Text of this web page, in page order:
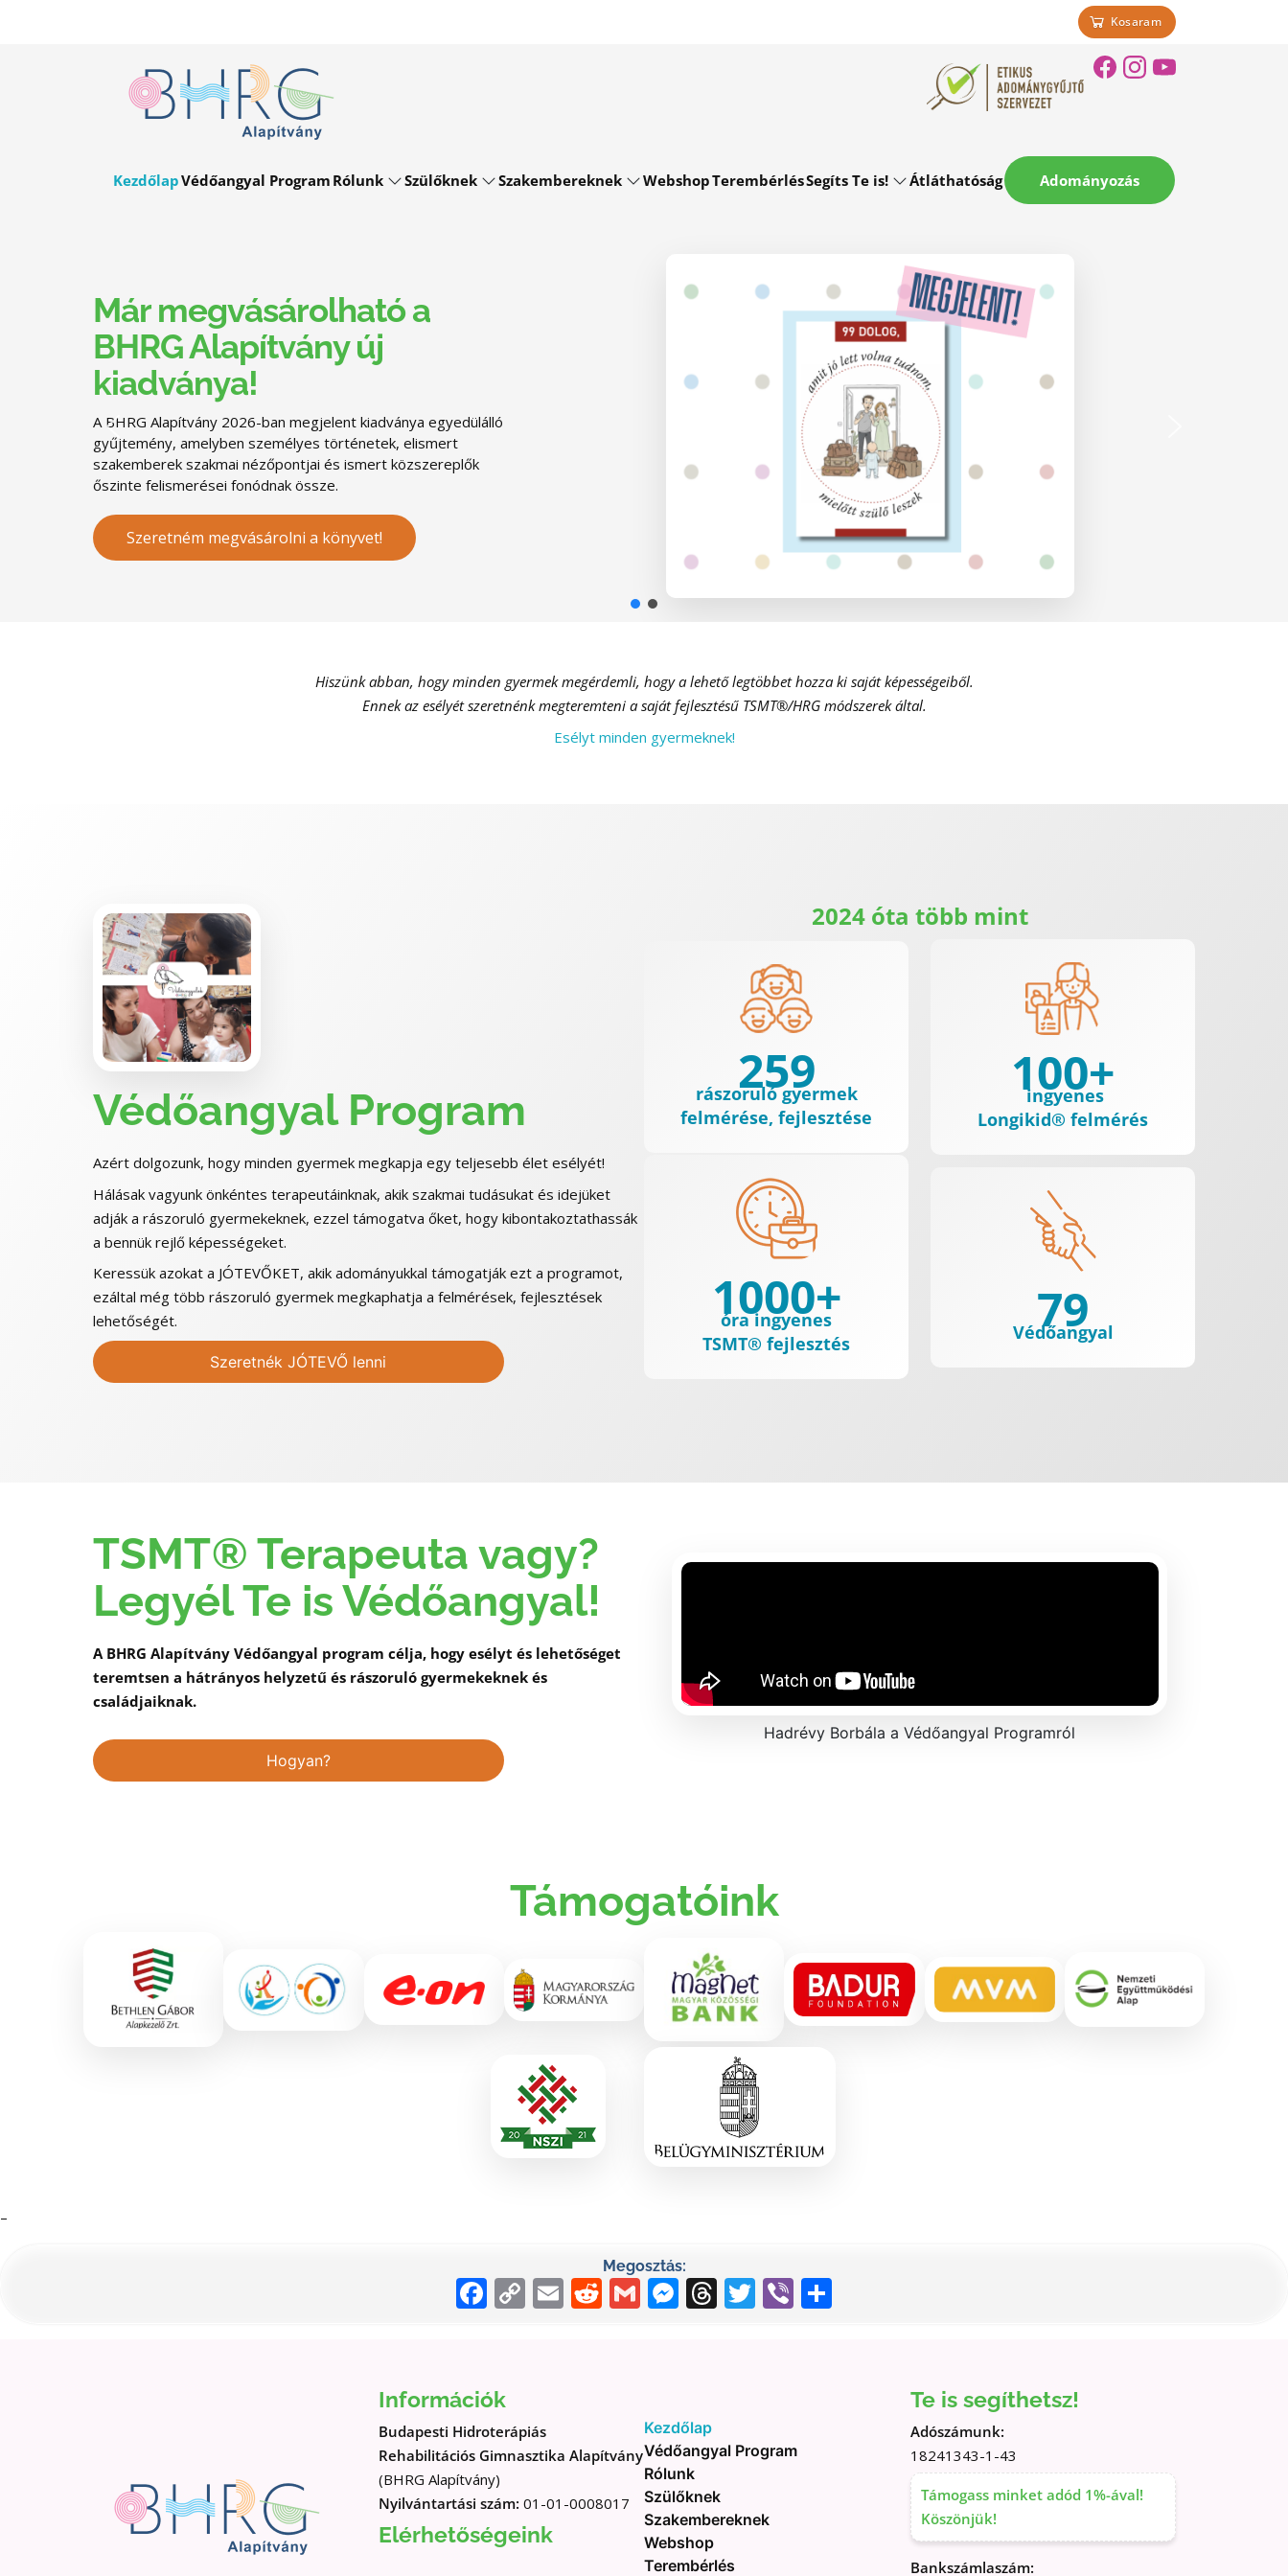
Kosaram
KezdőlapVédőangyal Program Rólunk Szülőknek Szakembereknek WebshopTerembérlésSegíts Te is! Átláthatóság Adományozás
Már megvásárolható a
BHRG Alapítvány új
kiadványa!
A BHRG Alapítvány 2026-ban megjelent kiadványa egyedülálló
gyűjtemény, amelyben személyes történetek, elismert
szakemberek szakmai nézőpontjai és ismert közszereplők
őszinte felismerései fonódnak össze.
Szeretném megvásárolni a könyvet!
Hiszünk abban, hogy minden gyermek megérdemli, hogy a lehető legtöbbet hozza ki saját képességeiből.
Ennek az esélyét szeretnénk megteremteni a saját fejlesztésű TSMT®/HRG módszerek által.
Esélyt minden gyermeknek!
Védőangyal Program
Azért dolgozunk, hogy minden gyermek megkapja egy teljesebb élet esélyét!
Hálásak vagyunk önkéntes terapeutáinknak, akik szakmai tudásukat és idejüket
adják a rászoruló gyermekeknek, ezzel támogatva őket, hogy kibontakoztathassák
a bennük rejlő képességeket.
Keressük azokat a JÓTEVŐKET, akik adományukkal támogatják ezt a programot,
ezáltal még több rászoruló gyermek megkaphatja a felmérések, fejlesztések
lehetőségét.
Szeretnék JÓTEVŐ lenni
2024 óta több mint
259
rászoruló gyermek
felmérése, fejlesztése
100+
ingyenes
Longikid® felmérés
1000+
óra ingyenes
TSMT® fejlesztés
79
Védőangyal
TSMT® Terapeuta vagy?
Legyél Te is Védőangyal!
A BHRG Alapítvány Védőangyal program célja, hogy esélyt és lehetőséget
teremtsen a hátrányos helyzetű és rászoruló gyermekeknek és
családjaiknak.
Hogyan?
Hadrévy Borbála a Védőangyal Programról
Támogatóink
–
Megosztás:
Facebook
CopyEmailReddit
GmailMessenger
Threads
Twitter
Viber
Információk
Budapesti Hidroterápiás
Rehabilitációs Gimnasztika Alapítvány
(BHRG Alapítvány)
Nyilvántartási szám: 01-01-0008017
Elérhetőségeink
Kezdőlap
Védőangyal Program
Rólunk
Szülőknek
Szakembereknek
Webshop
Terembérlés
Te is segíthetsz!
Adószámunk:
18241343-1-43
Támogass minket adód 1%-ával!
Köszönjük!
Bankszámlaszám: